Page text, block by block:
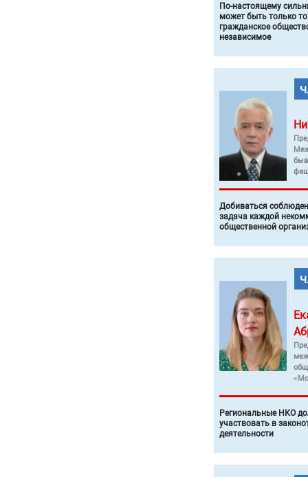
По-настоящему
может быть только
гражданское
независимое
Добиваться
задача каждой
общественной
Региональные НКО
участвовать в
деятельности